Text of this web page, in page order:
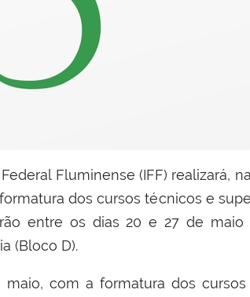
Fluminense (IFF) realizará,
dos cursos técnicos e
entre os dias 20 e 27 de maio
(Bloco D).
com a formatura dos cursos